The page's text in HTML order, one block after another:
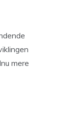
mere